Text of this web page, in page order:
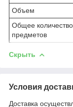
Объем
Общее количество
предметов
Скрыть
Условия
Доставка